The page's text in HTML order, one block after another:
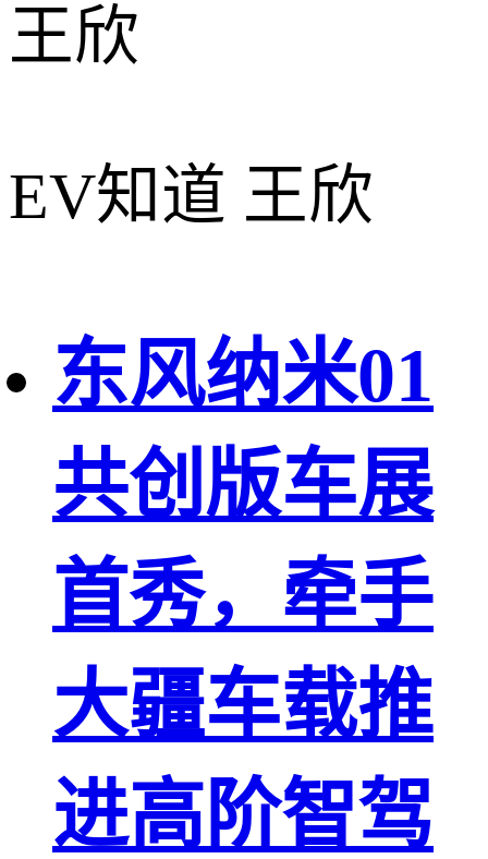
王欣
EV知道 王欣
东风纳米01
共创版车展
首秀，牵手
大疆车载推
进高阶智驾